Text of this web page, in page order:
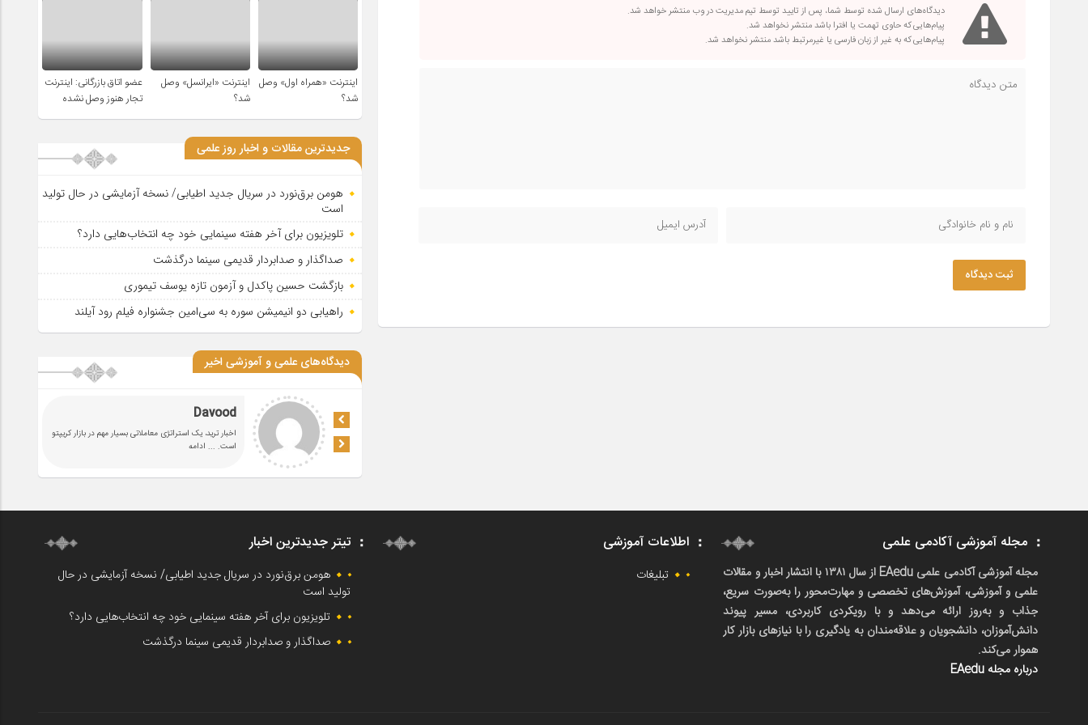
دیدگاه‌های ارسال شده توسط شما، پس از تایید توسط تیم مدیریت در وب منتشر خواهد شد.
پیام‌هایی که حاوی تهمت یا افترا باشد منتشر نخواهد شد.
پیام‌هایی که به غیر از زبان فارسی یا غیرمرتبط باشد منتشر نخواهد شد.
ثبت دیدگاه
اینترنت «همراه اول» وصل
شد؟
اینترنت «ایرانسل» وصل
شد؟
عضو اتاق بازرگانی: اینترنت
تجار هنوز وصل نشده
جدیدترین مقالات و اخبار روز علمی
هومن برق‌نورد در سریال جدید اطیابی/ نسخه آزمایشی در حال تولید
است
تلویزیون برای آخر هفته سینمایی خود چه انتخاب‌هایی دارد؟
صداگذار و صدابردار قدیمی سینما درگذشت
بازگشت حسین پاکدل و آزمون تازه یوسف تیموری
راهیابی دو انیمیشن سوره به سی‌امین جشنواره فیلم رود آیلند
دیدگاه‌های علمی و آموزشی اخیر
Davood
اخبار ترید، یک استراتژی معاملاتی بسیار مهم در بازار کریپتو
است. ... ادامه
مجله آموزشی آکادمی علمی
مجله آموزشی آکادمی علمی EAedu از سال ۱۳۸۱ با انتشار اخبار و مقالات
علمی و آموزشی، آموزش‌های تخصصی و مهارت‌محور را به‌صورت سریع،
جذاب و به‌روز ارائه می‌دهد و با رویکردی کاربردی، مسیر پیوند
دانش‌آموزان، دانشجویان و علاقه‌مندان به یادگیری را با نیازهای بازار کار
هموار می‌کند.
درباره مجله EAedu
اطلاعات آموزشی
تبلیغات
تیتر جدیدترین اخبار
هومن برق‌نورد در سریال جدید اطیابی/ نسخه آزمایشی در حال
تولید است
تلویزیون برای آخر هفته سینمایی خود چه انتخاب‌هایی دارد؟
صداگذار و صدابردار قدیمی سینما درگذشت